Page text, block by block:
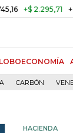
2.295,71 +0,58%
CARBÓN
HACIENDA